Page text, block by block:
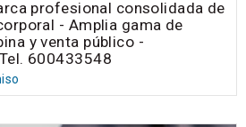
profesional consolidada de
- Amplia gama de
y venta público -
600433548